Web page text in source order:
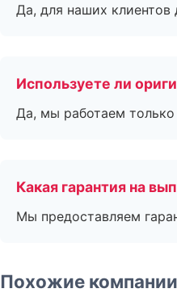
Да, для наших
Используете ли
Да, мы работаем только
Какая гарантия на
Мы предоставляем
Похожие